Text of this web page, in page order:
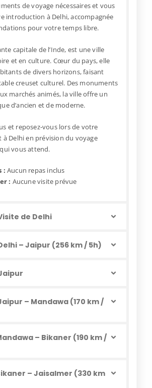
de voyage nécessaires et vous
introduction à Delhi, accompagnée
pour votre temps libre.
capitale de l’Inde, est une ville
et en culture. Cœur du pays, elle
de divers horizons, faisant
creuset culturel. Des monuments
marchés animés, la ville offre un
d’ancien et de moderne.
et reposez-vous lors de votre
à Delhi en prévision du voyage
vous attend.
: Aucun repas inclus
: Aucune visite prévue
de Delhi
– Jaipur (256 km / 5h)
– Mandawa (170 km /
– Bikaner (190 km /
– Jaisalmer (330 km